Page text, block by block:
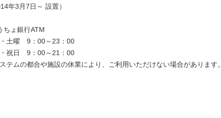
年3月7日～ 設置）
ちょ銀行ATM
土曜 9：00～23：00
祝日 9：00～21：00
テムの都合や施設の休業により、ご利用いただけない場合があります。